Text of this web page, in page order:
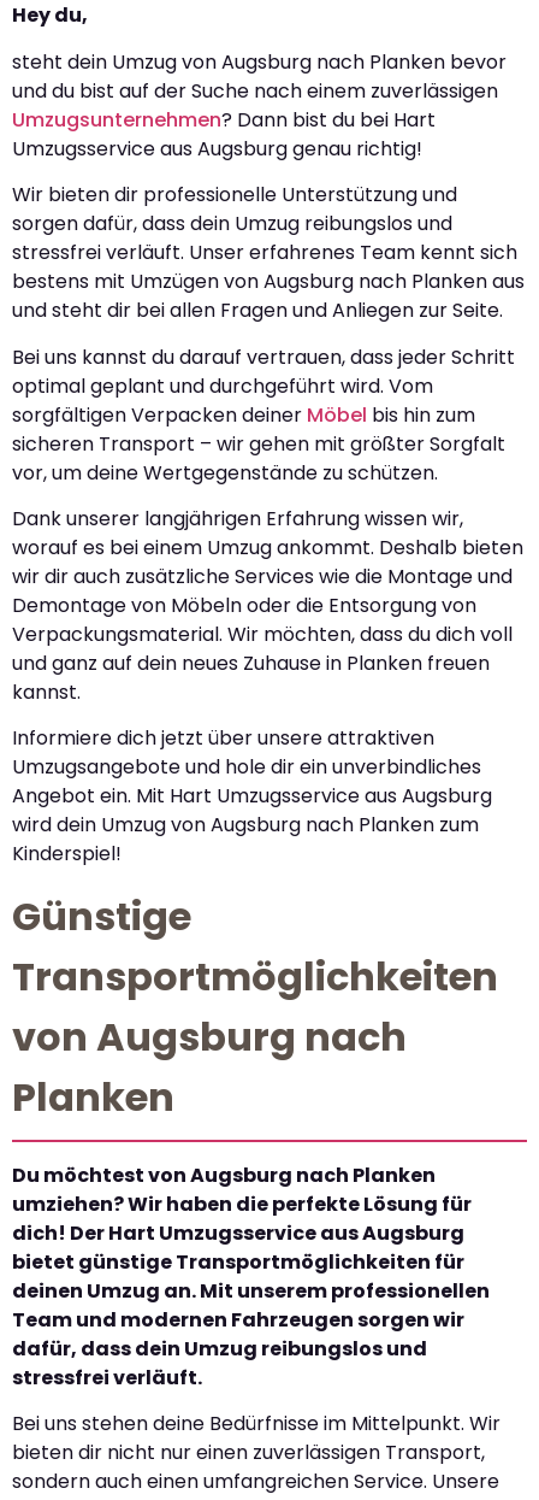
Hey du,
steht dein Umzug von Augsburg nach Planken bevor
und du bist auf der Suche nach einem zuverlässigen
Umzugsunternehmen? Dann bist du bei Hart
Umzugsservice aus Augsburg genau richtig!
Wir bieten dir professionelle Unterstützung und
sorgen dafür, dass dein Umzug reibungslos und
stressfrei verläuft. Unser erfahrenes Team kennt sich
bestens mit Umzügen von Augsburg nach Planken aus
und steht dir bei allen Fragen und Anliegen zur Seite.
Bei uns kannst du darauf vertrauen, dass jeder Schritt
optimal geplant und durchgeführt wird. Vom
sorgfältigen Verpacken deiner Möbel bis hin zum
sicheren Transport – wir gehen mit größter Sorgfalt
vor, um deine Wertgegenstände zu schützen.
Dank unserer langjährigen Erfahrung wissen wir,
worauf es bei einem Umzug ankommt. Deshalb bieten
wir dir auch zusätzliche Services wie die Montage und
Demontage von Möbeln oder die Entsorgung von
Verpackungsmaterial. Wir möchten, dass du dich voll
und ganz auf dein neues Zuhause in Planken freuen
kannst.
Informiere dich jetzt über unsere attraktiven
Umzugsangebote und hole dir ein unverbindliches
Angebot ein. Mit Hart Umzugsservice aus Augsburg
wird dein Umzug von Augsburg nach Planken zum
Kinderspiel!
Günstige
Transportmöglichkeiten
von Augsburg nach
Planken
Du möchtest von Augsburg nach Planken
umziehen? Wir haben die perfekte Lösung für
dich! Der Hart Umzugsservice aus Augsburg
bietet günstige Transportmöglichkeiten für
deinen Umzug an. Mit unserem professionellen
Team und modernen Fahrzeugen sorgen wir
dafür, dass dein Umzug reibungslos und
stressfrei verläuft.
Bei uns stehen deine Bedürfnisse im Mittelpunkt. Wir
bieten dir nicht nur einen zuverlässigen Transport,
sondern auch einen umfangreichen Service. Unsere